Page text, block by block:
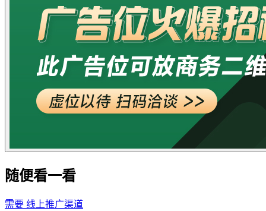
随便看一看
需要 线上推广渠道